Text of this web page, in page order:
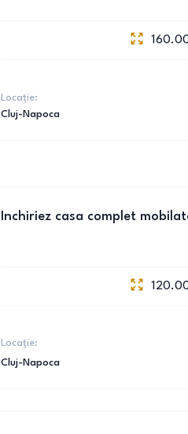
Locație:
Cluj-Napoca
Inchiriez casa complet
Locație:
Cluj-Napoca